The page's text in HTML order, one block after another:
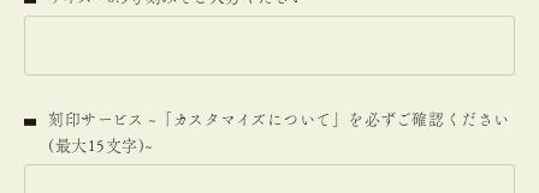
刻印サービス ~「カスタマイズについて」を必ずご確認ください
(最大15文字)~